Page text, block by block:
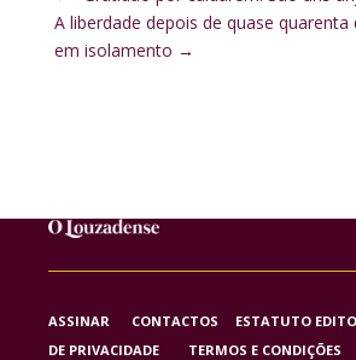
A liberdade depois de quase quarenta
em isolamento →
ASSINAR CONTACTOS ESTATUTO
DE PRIVACIDADE TERMOS E CONDIÇÕES